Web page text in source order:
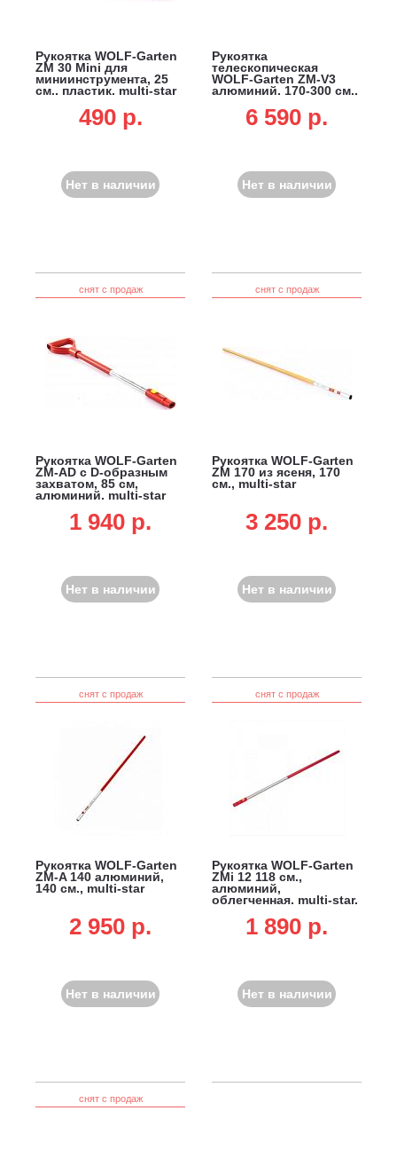
Рукоятка WOLF-Garten
ZM 30 Mini для
миниинструмента, 25
см., пластик, multi-star
490 p.
Нет в наличии
Рукоятка
телескопическая
WOLF-Garten ZM-V3
алюминий, 170-300 см.,
6 590 p.
Нет в наличии
снят с продаж
Рукоятка WOLF-Garten
ZM-AD с D-образным
захватом, 85 см,
алюминий, multi-star
1 940 p.
Нет в наличии
снят с продаж
Рукоятка WOLF-Garten
ZM 170 из ясеня, 170
см., multi-star
3 250 p.
Нет в наличии
снят с продаж
Рукоятка WOLF-Garten
ZM-A 140 алюминий,
140 см., multi-star
2 950 p.
Нет в наличии
снят с продаж
Рукоятка WOLF-Garten
ZMi 12 118 см.,
алюминий,
облегченная, multi-star,
3-в-1, SR-M 60 и лопат
для очистки от снега
1 890 p.
Нет в наличии
снят с продаж